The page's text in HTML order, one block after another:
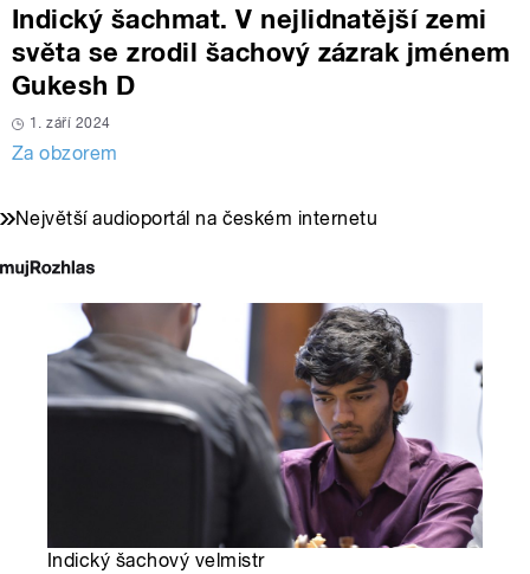
Indický šachmat. V nejlidnatější zemi
světa se zrodil šachový zázrak jménem
Gukesh D
1. září 2024
Za obzorem
Největší audioportál na českém internetu
Indický šachový velmistr